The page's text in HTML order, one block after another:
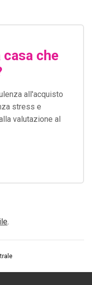
che
all'acquisto
stress e
valutazione al
.